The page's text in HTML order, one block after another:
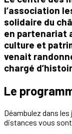
l’association
solidaire du
en partenariat
culture et
venait
chargé
Le
Déambulez dans
distances vous